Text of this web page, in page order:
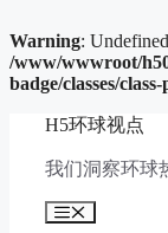
Warning:
/www/wwwroot/
badge/classes/
H5环球视点
我们洞察环球
菜